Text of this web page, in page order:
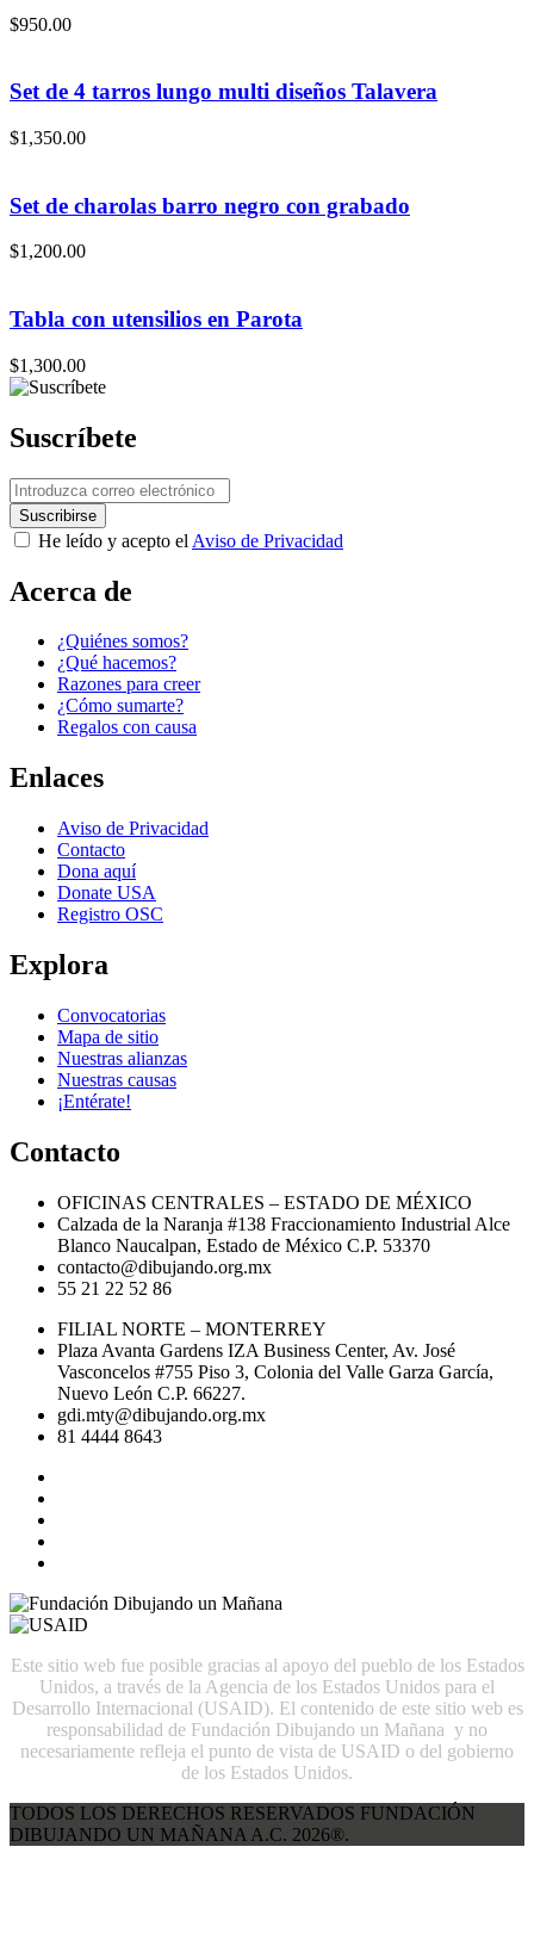
$950.00
Set de 4 tarros lungo multi diseños Talavera
$1,350.00
Set de charolas barro negro con grabado
$1,200.00
Tabla con utensilios en Parota
$1,300.00
Suscríbete
He leído y acepto el Aviso de Privacidad
Acerca de
¿Quiénes somos?
¿Qué hacemos?
Razones para creer
¿Cómo sumarte?
Regalos con causa
Enlaces
Aviso de Privacidad
Contacto
Dona aquí
Donate USA
Registro OSC
Explora
Convocatorias
Mapa de sitio
Nuestras alianzas
Nuestras causas
¡Entérate!
Contacto
OFICINAS CENTRALES – ESTADO DE MÉXICO
Calzada de la Naranja #138 Fraccionamiento Industrial Alce
Blanco Naucalpan, Estado de México C.P. 53370
contacto@dibujando.org.mx
55 21 22 52 86
FILIAL NORTE – MONTERREY
Plaza Avanta Gardens IZA Business Center, Av. José
Vasconcelos #755 Piso 3, Colonia del Valle Garza García,
Nuevo León C.P. 66227.
gdi.mty@dibujando.org.mx
81 4444 8643
Este sitio web fue posible gracias al apoyo del pueblo de los Estados
Unidos, a través de la Agencia de los Estados Unidos para el
Desarrollo Internacional (USAID). El contenido de este sitio web es
responsabilidad de Fundación Dibujando un Mañana y no
necesariamente refleja el punto de vista de USAID o del gobierno
de los Estados Unidos.
TODOS LOS DERECHOS RESERVADOS FUNDACIÓN
DIBUJANDO UN MAÑANA A.C. 2026®.